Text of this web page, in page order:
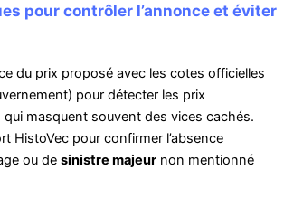
pour contrôler l’annonce et éviter
du prix proposé avec les cotes officielles
pour détecter les prix
masquent souvent des vices cachés.
HistoVec pour confirmer l’absence
ou de sinistre majeur non mentionné